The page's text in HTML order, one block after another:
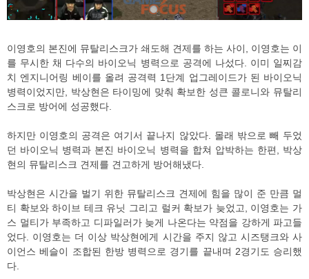
이영호의 본진에 뮤탈리스크가 쇄도해 견제를 하는 사이, 이영호는 이
를 무시한 채 다수의 바이오닉 병력으로 공격에 나섰다. 이미 일찌감
치 엔지니어링 베이를 올려 공격력 1단계 업그레이드가 된 바이오닉
병력이었지만, 박상현은 타이밍에 맞춰 확보한 성큰 콜로니와 뮤탈리
스크로 방어에 성공했다.
하지만 이영호의 공격은 여기서 끝나지 않았다. 몰래 밖으로 빼 두었
던 바이오닉 병력과 본진 바이오닉 병력을 합쳐 압박하는 한편, 박상
현의 뮤탈리스크 견제를 견고하게 방어해냈다.
박상현은 시간을 벌기 위한 뮤탈리스크 견제에 힘을 많이 준 만큼 멀
티 확보와 하이브 테크 유닛 그리고 럴커 확보가 늦었고, 이영호는 가
스 멀티가 부족하고 디파일러가 늦게 나온다는 약점을 강하게 파고들
었다. 이영호는 더 이상 박상현에게 시간을 주지 않고 시즈탱크와 사
이언스 베슬이 조합된 한방 병력으로 경기를 끝내며 2경기도 승리했
다.